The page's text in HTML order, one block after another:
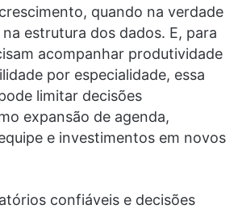
quando na verdade
estrutura dos dados. E, para
acompanhar produtividade
por especialidade, essa
limitar decisões
expansão de agenda,
e investimentos em novos
confiáveis e decisões